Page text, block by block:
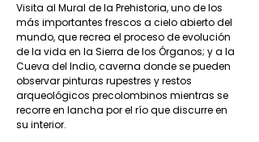
Visita al Mural de la Prehistoria, uno de los
más importantes frescos a cielo abierto del
mundo, que recrea el proceso de evolución
de la vida en la Sierra de los Órganos; y a la
Cueva del Indio, caverna donde se pueden
observar pinturas rupestres y restos
arqueológicos precolombinos mientras se
recorre en lancha por el río que discurre en
su interior.